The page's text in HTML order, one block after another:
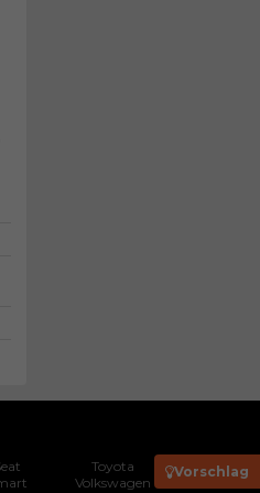
Vorschlag
Toyota
Volkswagen